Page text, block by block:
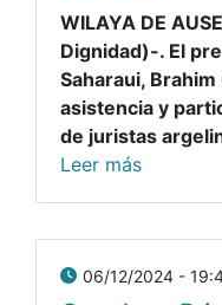
WILAYA DE
Dignidad)-. El
Saharaui,
asistencia y
de juristas
Leer más
06/12/2024 -